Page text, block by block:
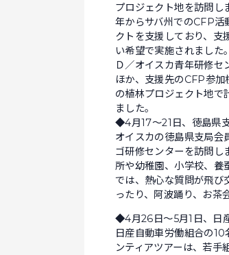
プロジェクト地を訪問し
年からサバ州でのCFP活
クトを支援しており、支
い希望で実施されました
Ｄ／オイスカ青年研修セ
ほか、支援先のCFP参加
の植林プロジェクト地
ました。
◆4月17〜21日、徳島県
オイスカの徳島県支局会
ゴ研修センターを訪問し
所や幼稚園、小学校、養
では、熱心な質問が飛び
ったり、阿波踊り、お茶
◆4月26日〜5月1日、日
日産自動車労働組合の
ンティアツアーは、若手